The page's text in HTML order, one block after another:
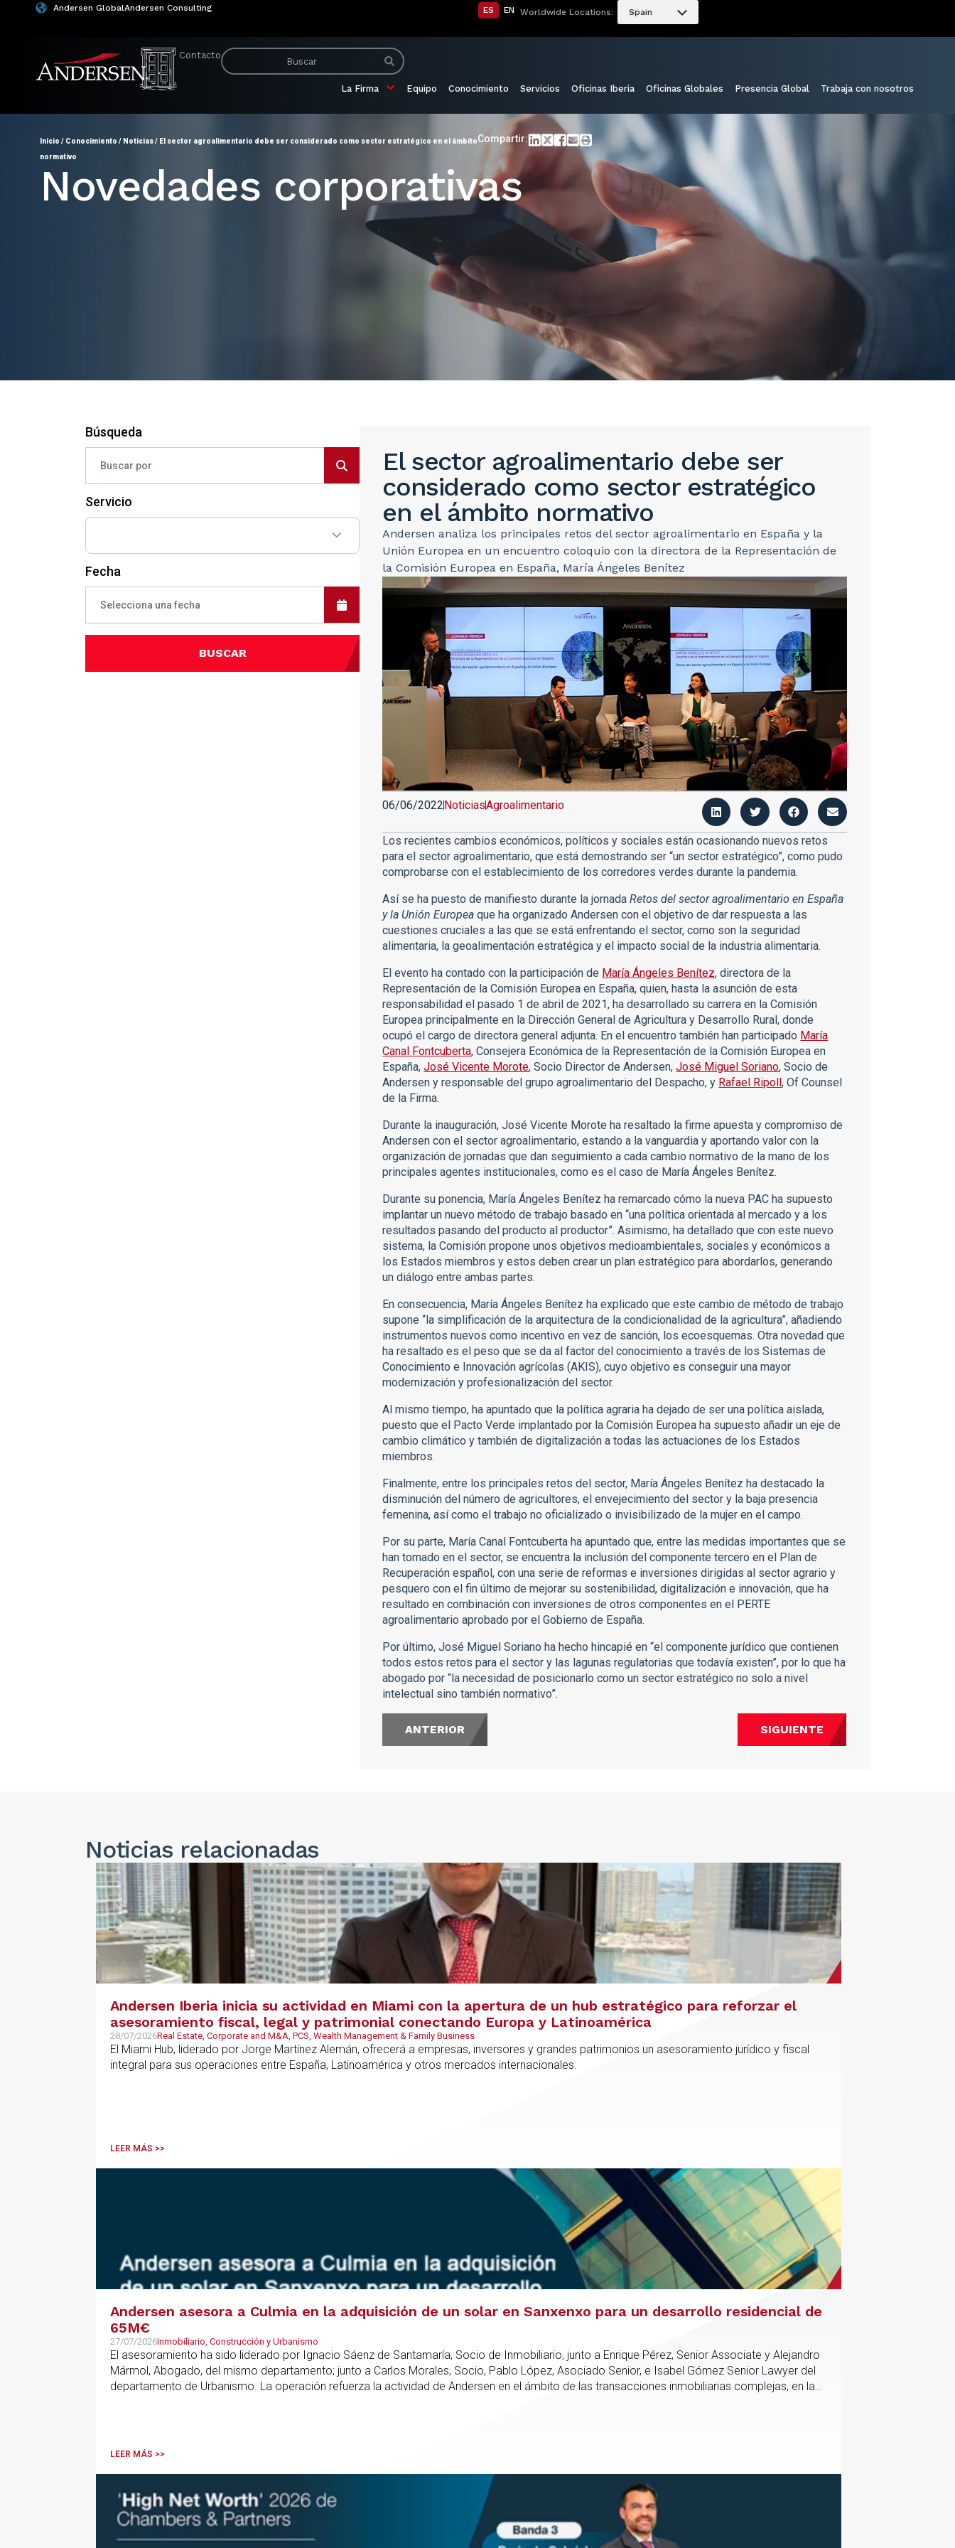
Andersen GlobalAndersen Consulting ES EN Worldwide Locations: Spain
Contacto
La Firma Equipo Conocimiento Servicios Oficinas Iberia Oficinas Globales Presencia Global Trabaja con nosotros
Inicio / Conocimiento / Noticias/ El sector agroalimentario debe ser considerado como sector estratégico en el ámbito
normativo
Compartir:
Novedades corporativas
Búsqueda
Servicio
Fecha
BUSCAR
El sector agroalimentario debe ser
considerado como sector estratégico
en el ámbito normativo
Andersen analiza los principales retos del sector agroalimentario en España y la
Unión Europea en un encuentro coloquio con la directora de la Representación de
la Comisión Europea en España, María Ángeles Benítez
06/06/2022NoticiasAgroalimentario
Los recientes cambios económicos, políticos y sociales están ocasionando nuevos retos
para el sector agroalimentario, que está demostrando ser “un sector estratégico”, como pudo
comprobarse con el establecimiento de los corredores verdes durante la pandemia.
Así se ha puesto de manifiesto durante la jornadaRetos del sector agroalimentario en España
y la Unión Europea que ha organizado Andersen con el objetivo de dar respuesta a las
cuestiones cruciales a las que se está enfrentando el sector, como son la seguridad
alimentaria, la geoalimentación estratégica y el impacto social de la industria alimentaria.
El evento ha contado con la participación de María Ángeles Benítez, directora de la
Representación de la Comisión Europea en España, quien, hasta la asunción de esta
responsabilidad el pasado 1 de abril de 2021, ha desarrollado su carrera en la Comisión
Europea principalmente en la Dirección General de Agricultura y Desarrollo Rural, donde
ocupó el cargo de directora general adjunta. En el encuentro también han participado María
Canal Fontcuberta, Consejera Económica de la Representación de la Comisión Europea en
España,José Vicente Morote, Socio Director de Andersen,José Miguel Soriano, Socio de
Andersen y responsable del grupo agroalimentario del Despacho, y Rafael Ripoll, Of Counsel
de la Firma.
Durante la inauguración, José Vicente Morote ha resaltado la firme apuesta y compromiso de
Andersen con el sector agroalimentario, estando a la vanguardia y aportando valor con la
organización de jornadas que dan seguimiento a cada cambio normativo de la mano de los
principales agentes institucionales, como es el caso de María Ángeles Benítez.
Durante su ponencia, María Ángeles Benítez ha remarcado cómo la nueva PAC ha supuesto
implantar un nuevo método de trabajo basado en “una política orientada al mercado y a los
resultados pasando del producto al productor”. Asimismo, ha detallado que con este nuevo
sistema, la Comisión propone unos objetivos medioambientales, sociales y económicos a
los Estados miembros y estos deben crear un plan estratégico para abordarlos, generando
un diálogo entre ambas partes.
En consecuencia, María Ángeles Benítez ha explicado que este cambio de método de trabajo
supone “la simplificación de la arquitectura de la condicionalidad de la agricultura”, añadiendo
instrumentos nuevos como incentivo en vez de sanción, los ecoesquemas. Otra novedad que
ha resaltado es el peso que se da al factor del conocimiento a través de los Sistemas de
Conocimiento e Innovación agrícolas (AKIS), cuyo objetivo es conseguir una mayor
modernización y profesionalización del sector.
Al mismo tiempo, ha apuntado que la política agraria ha dejado de ser una política aislada,
puesto que el Pacto Verde implantado por la Comisión Europea ha supuesto añadir un eje de
cambio climático y también de digitalización a todas las actuaciones de los Estados
miembros.
Finalmente, entre los principales retos del sector, María Ángeles Benítez ha destacado la
disminución del número de agricultores, el envejecimiento del sector y la baja presencia
femenina, así como el trabajo no oficializado o invisibilizado de la mujer en el campo.
Por su parte, María Canal Fontcuberta ha apuntado que, entre las medidas importantes que se
han tomado en el sector, se encuentra la inclusión del componente tercero en el Plan de
Recuperación español, con una serie de reformas e inversiones dirigidas al sector agrario y
pesquero con el fin último de mejorar su sostenibilidad, digitalización e innovación, que ha
resultado en combinación con inversiones de otros componentes en el PERTE
agroalimentario aprobado por el Gobierno de España.
Por último, José Miguel Soriano ha hecho hincapié en “el componente jurídico que contienen
todos estos retos para el sector y las lagunas regulatorias que todavía existen”, por lo que ha
abogado por “la necesidad de posicionarlo como un sector estratégico no solo a nivel
intelectual sino también normativo”.
ANTERIOR SIGUIENTE
Noticias relacionadas
Andersen Iberia inicia su actividad en Miami con la apertura de un hub estratégico para reforzar el
asesoramiento fiscal, legal y patrimonial conectando Europa y Latinoamérica
28/07/2026Real Estate, Corporate and M&A, PCS, Wealth Management & Family Business
El Miami Hub, liderado por Jorge Martínez Alemán, ofrecerá a empresas, inversores y grandes patrimonios un asesoramiento jurídico y fiscal
integral para sus operaciones entre España, Latinoamérica y otros mercados internacionales.
LEER MÁS >>
Andersen asesora a Culmia en la adquisición de un solar en Sanxenxo para un desarrollo residencial de
65M€
27/07/2026Inmobiliario, Construcción y Urbanismo
El asesoramiento ha sido liderado por Ignacio Sáenz de Santamaría, Socio de Inmobiliario, junto a Enrique Pérez, Senior Associate y Alejandro
Mármol, Abogado, del mismo departamento; junto a Carlos Morales, Socio, Pablo López, Asociado Senior, e Isabel Gómez Senior Lawyer del
departamento de Urbanismo. La operación refuerza la actividad de Andersen en el ámbito de las transacciones inmobiliarias complejas, en las
LEER MÁS >>